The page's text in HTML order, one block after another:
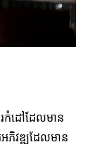
រកំដៅដែលមាន
ភិវឌ្ឍដែលមាន